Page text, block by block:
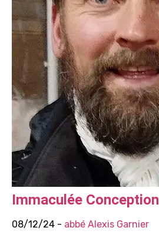
Immaculée Conception
08/12/24 - abbé Alexis Garnier